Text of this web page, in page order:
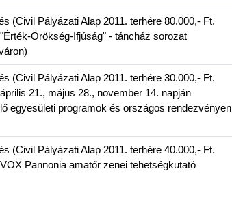
(Civil Pályázati Alap 2011. terhére 80.000,- Ft.
Örökség-Ifjúság" - táncház sorozat
(Civil Pályázati Alap 2011. terhére 30.000,- Ft.
21., május 28., november 14. napján
egyesületi programok és országos rendezvényen
(Civil Pályázati Alap 2011. terhére 40.000,- Ft.
Pannonia amatőr zenei tehetségkutató